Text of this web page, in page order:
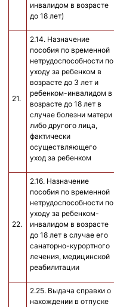
инвалидом в возрасте
до 18 лет)
21.
2.14. Назначение
пособия по временной
нетрудоспособности по
уходу за ребенком в
возрасте до 3 лет и
ребенком-инвалидом в
возрасте до 18 лет в
случае болезни матери
либо другого лица,
фактически
осуществляющего
уход за ребенком
22.
2.16. Назначение
пособия по временной
нетрудоспособности по
уходу за ребенком-
инвалидом в возрасте
до 18 лет в случае его
санаторно-курортного
лечения, медицинской
реабилитации
2.25. Выдача справки о
нахождении в отпуске